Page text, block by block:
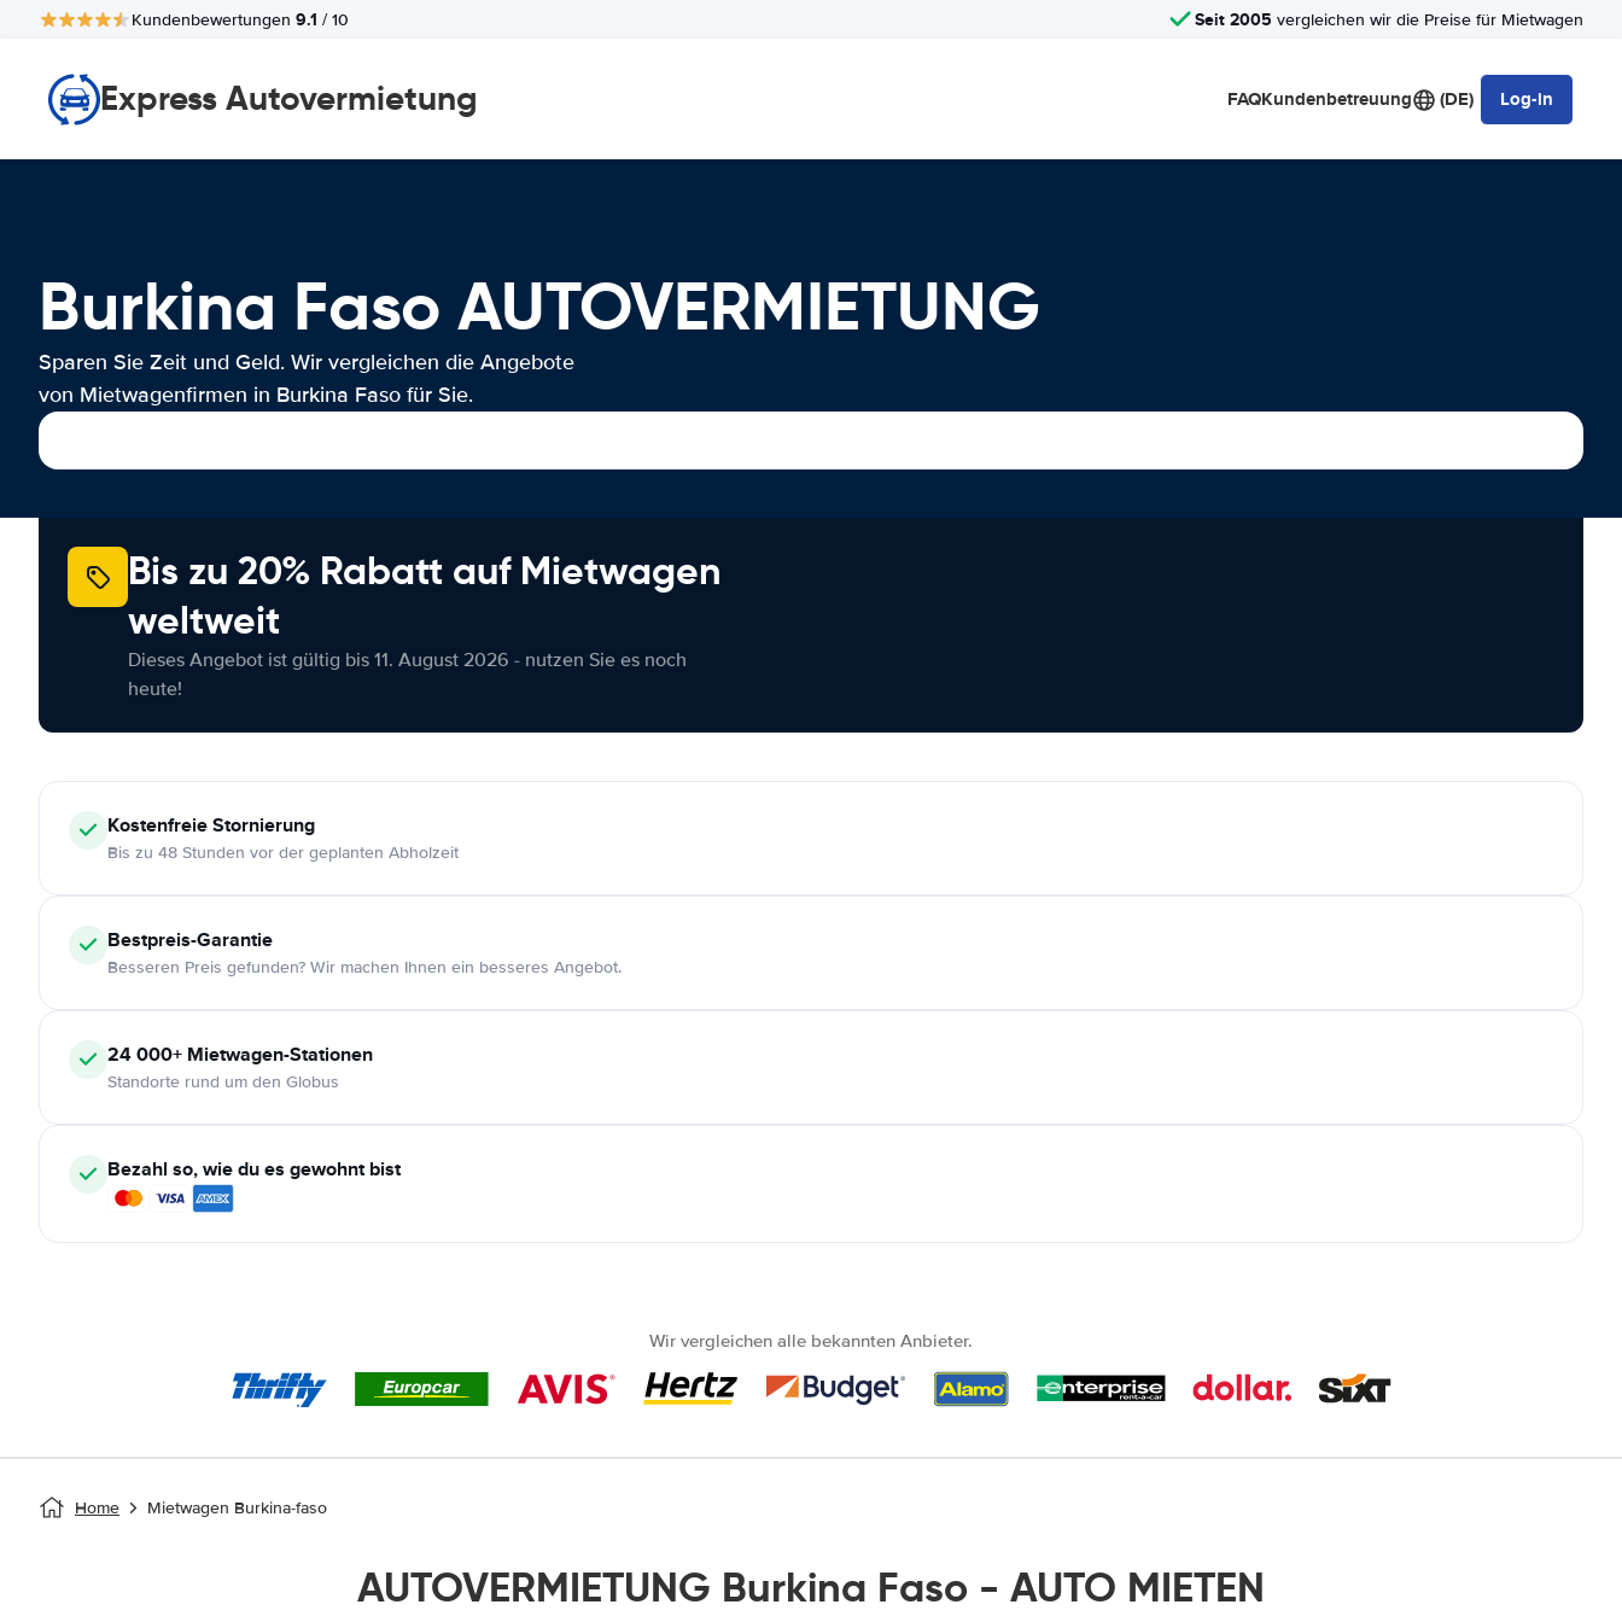
Kundenbewertungen 9.1 / 10 Seit 2005 vergleichen wir die Preise für Mietwagen
Express Autovermietung FAQKundenbetreuung (DE) Log-in
Burkina Faso AUTOVERMIETUNG
Sparen Sie Zeit und Geld. Wir vergleichen die Angebote
von Mietwagenfirmen in Burkina Faso für Sie.
Bis zu 20% Rabatt auf Mietwagen
weltweit
Dieses Angebot ist gültig bis 11. August 2026 - nutzen Sie es noch
heute!
KostenfreieStornierung
Bis zu 48 Stunden vor der geplanten Abholzeit
Bestpreis-Garantie
Besseren Preis gefunden? Wir machen Ihnen ein besseres Angebot.
24 000+ Mietwagen-Stationen
Standorte rund um den Globus
Bezahl so, wie du es gewohnt bist
Wir vergleichen alle bekannten Anbieter.
Home Mietwagen Burkina-faso
AUTOVERMIETUNG Burkina Faso - AUTO MIETEN